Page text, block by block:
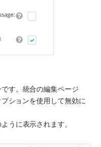
す。統合の編集ページ
ションを使用して無効に
うに表示されます。